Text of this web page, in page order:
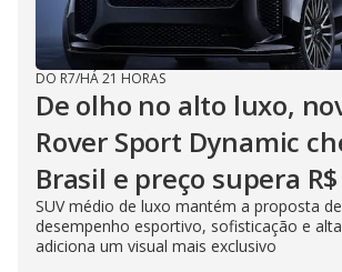
DO R7/HÁ 21 HORAS
De olho no alto luxo,
Rover Sport Dynamic
Brasil e preço supera
SUV médio de luxo mantém a proposta
desempenho esportivo, sofisticação e
adiciona um visual mais exclusivo